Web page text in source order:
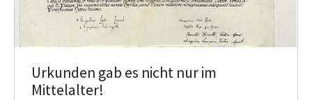
Urkunden gab es nicht nur im
Mittelalter!